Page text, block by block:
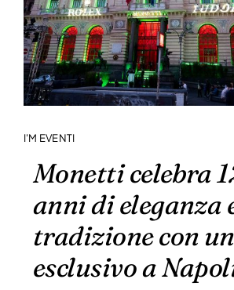
I'M EVENTI
Monetti celebra
anni di eleganza
tradizione con
esclusivo a